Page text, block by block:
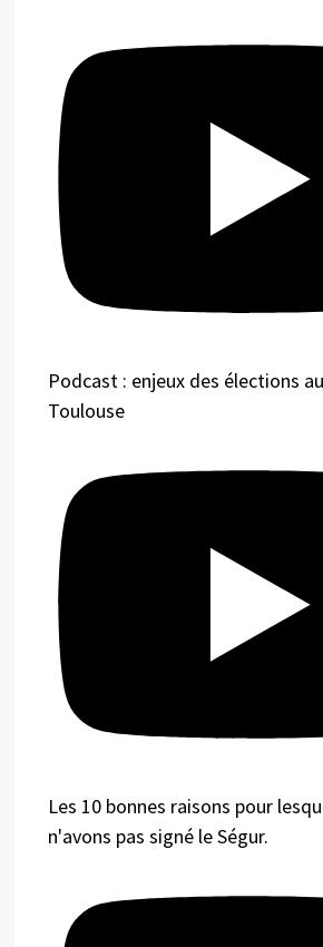
Podcast : enjeux des élections
Toulouse
Les 10 bonnes raisons pour
n'avons pas signé le Ségur.